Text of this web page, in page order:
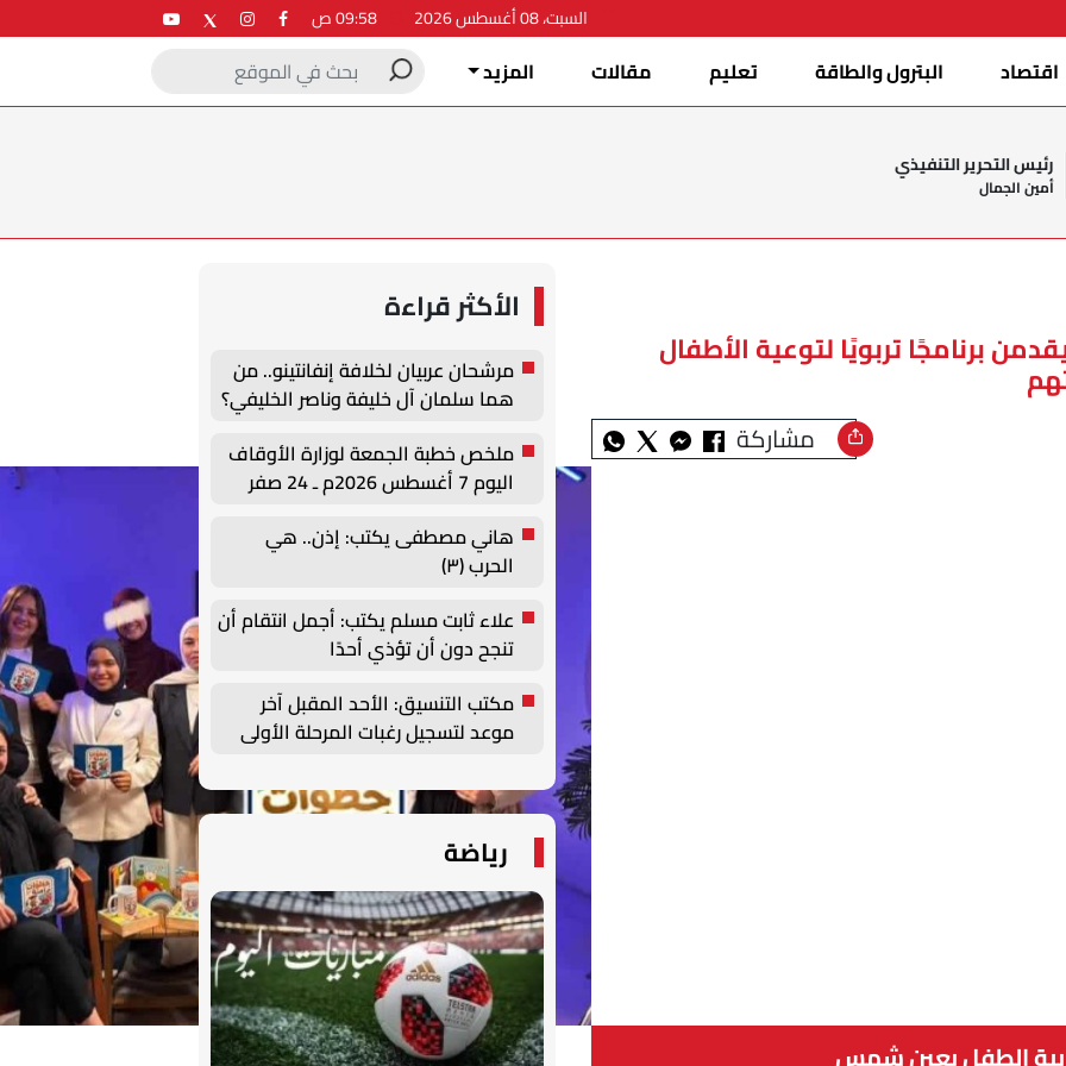
السبت، 08 أغسطس 2026
اقتصاد البترول والطاقة تعليم مقالات المزيد
رئيس التحرير التنفيذي
أمين الجمال
برنامجًا تربويًا لتوعية الأطفال
مشاركة
الطفل بعين شمس
الأكثر قراءة
مرشحان عربيان لخلافة إنفانتينو.. من
هما سلمان آل خليفة وناصر الخليفي؟
ملخص خطبة الجمعة لوزارة الأوقاف
اليوم 7 أغسطس 2026م ـ 24 صفر
هاني مصطفى يكتب: إذن.. هي
الحرب (٣)
علاء ثابت مسلم يكتب: أجمل انتقام أن
تنجح دون أن تؤذي أحدًا
مكتب التنسيق: الأحد المقبل آخر
موعد لتسجيل رغبات المرحلة الأولى
رياضة